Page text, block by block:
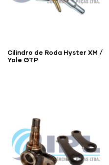
Cilindro de Roda Hyster XM /
Yale GTP